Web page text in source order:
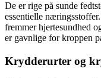
De er rige på sunde
essentielle
fremmer hjertesundhed
er gavnlige for kroppen
Krydderurter og